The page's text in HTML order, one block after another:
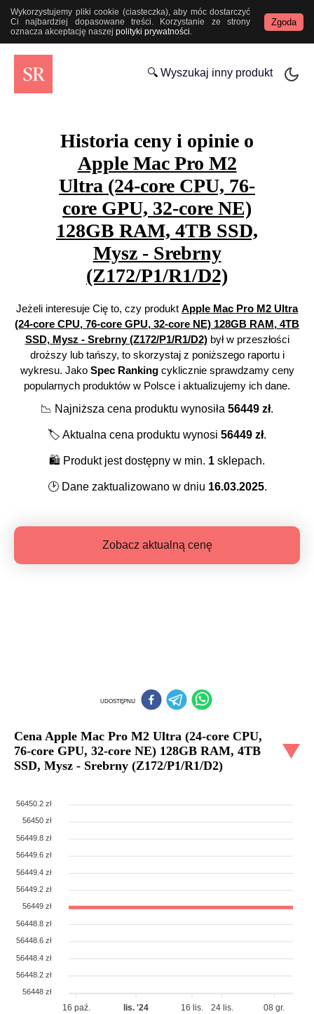
Wykorzystujemy pliki cookie (ciasteczka), aby móc dostarczyć
Ci najbardziej dopasowane treści. Korzystanie ze strony
oznacza akceptację naszej polityki prywatności.
Zgoda
🔍 Wyszukaj inny produkt
Historia ceny i opinie o
Apple Mac Pro M2
Ultra (24-core CPU, 76-
core GPU, 32-core NE)
128GB RAM, 4TB SSD,
Mysz - Srebrny
(Z172/P1/R1/D2)
Jeżeli interesuje Cię to, czy produkt Apple Mac Pro M2 Ultra
(24-core CPU, 76-core GPU, 32-core NE) 128GB RAM, 4TB
SSD, Mysz - Srebrny (Z172/P1/R1/D2)był w przeszłości
droższy lub tańszy, to skorzystaj z poniższego raportu i
wykresu. Jako Spec Rankingcyklicznie sprawdzamy ceny
popularnych produktów w Polsce i aktualizujemy ich dane.
📉 Najniższa cena produktu wynosiła 56449 zł.
🏷️ Aktualna cena produktu wynosi 56449 zł.
🛍️ Produkt jest dostępny w min. 1 sklepach.
🕑Dane zaktualizowano w dniu 16.03.2025.
Zobacz aktualną cenę
UDOSTĘPNIJ
Cena Apple Mac Pro M2 Ultra (24-core CPU,
76-core GPU, 32-core NE) 128GB RAM, 4TB
SSD, Mysz - Srebrny (Z172/P1/R1/D2)
56450.2 zł
56450 zł
56449.8 zł
56449.6 zł
56449.4 zł
56449.2 zł
56449 zł
56448.8 zł
56448.6 zł
56448.4 zł
56448.2 zł
56448 zł
16 paź. lis. '24 16 lis. 24 lis. 08 gr.